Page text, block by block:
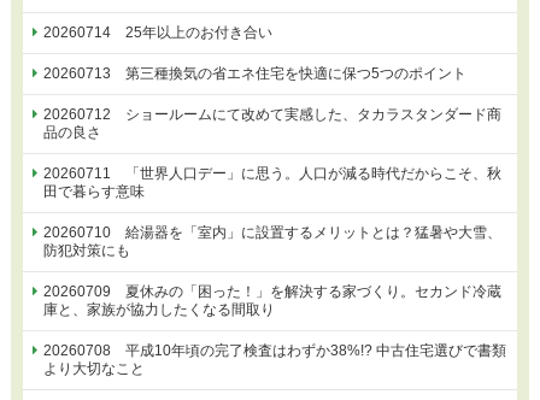
20260714 25年以上のお付き合い
20260713 第三種換気の省エネ住宅を快適に保つ5つのポイント
20260712 ショールームにて改めて実感した、タカラスタンダード商
品の良さ
20260711 「世界人口デー」に思う。人口が減る時代だからこそ、秋
田で暮らす意味
20260710 給湯器を「室内」に設置するメリットとは？猛暑や大雪、
防犯対策にも
20260709 夏休みの「困った！」を解決する家づくり。セカンド冷蔵
庫と、家族が協力したくなる間取り
20260708 平成10年頃の完了検査はわずか38%!? 中古住宅選びで書類
より大切なこと